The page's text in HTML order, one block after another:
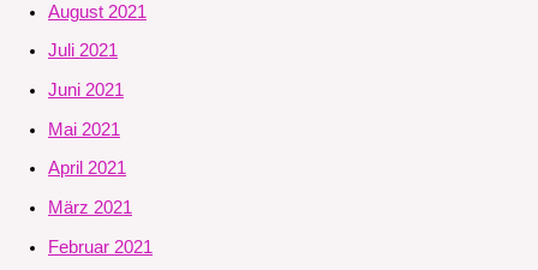
August 2021
Juli 2021
Juni 2021
Mai 2021
April 2021
März 2021
Februar 2021